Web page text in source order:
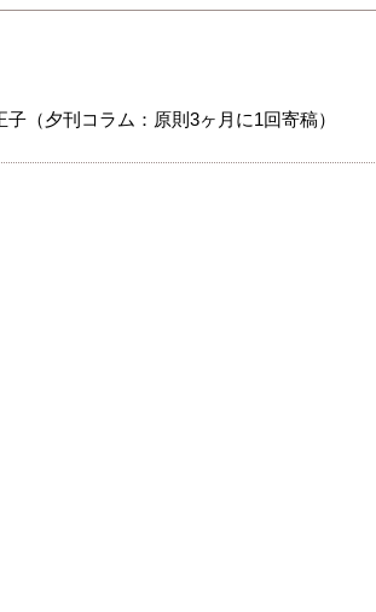
（夕刊コラム：原則3ヶ月に1回寄稿）